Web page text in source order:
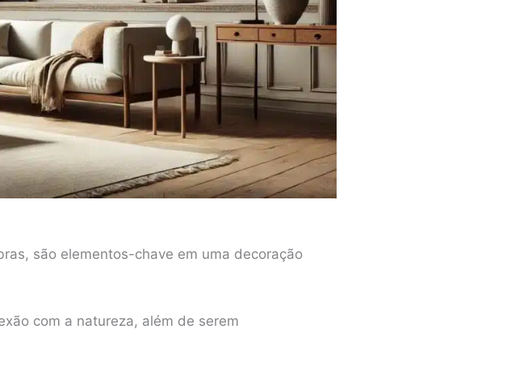
são elementos-chave em uma decoração
com a natureza, além de serem